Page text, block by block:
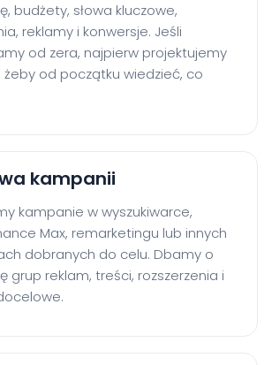
budżety, słowa kluczowe,
reklamy i konwersje. Jeśli
od zera, najpierw projektujemy
żeby od początku wiedzieć, co
kampanii
kampanie w wyszukiwarce,
Max, remarketingu lub innych
dobranych do celu. Dbamy o
grup reklam, treści, rozszerzenia i